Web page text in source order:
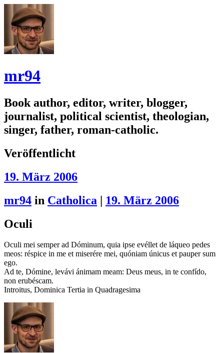
mr94
Book author, editor, writer, blogger,
journalist, political scientist, theologian,
singer, father, roman-catholic.
Veröffentlicht
19. März 2006
mr94 in Catholica | 19. März 2006
Oculi
Oculi mei semper ad Dóminum, quia ipse evéllet de láqueo pedes
meos: réspice in me et miserére mei, quóniam únicus et pauper sum
ego.
Ad te, Dómine, levávi ánimam meam: Deus meus, in te confído,
non erubéscam.
Introitus, Dominica Tertia in Quadragesima